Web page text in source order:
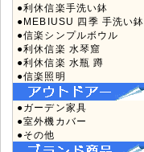
●利休信楽手洗い鉢
●MEBIUSU 四季 手洗い鉢
●信楽シンプルボウル
●利休信楽 水琴窟
●利休信楽 水瓶 蹲
●信楽照明
●ガーデン家具
●室外機カバー
●その他